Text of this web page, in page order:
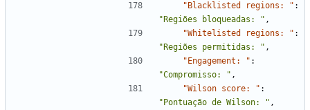
"Blacklisted regions: " :
"Regiões bloqueadas: " ,
"Whitelisted regions: " :
"Regiões permitidas: " ,
"Engagement: " :
"Compromisso: " ,
"Wilson score: " :
"Pontuação de Wilson: " ,